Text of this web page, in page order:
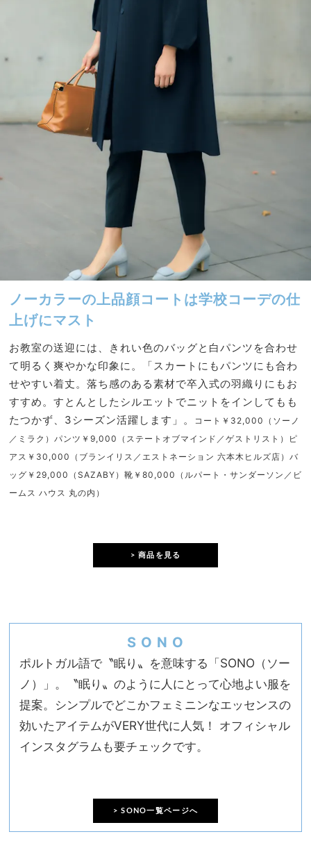
ノーカラーの上品顔コートは学校コーデの仕
上げにマスト
お教室の送迎には、きれい色のバッグと白パンツを合わせ
て明るく爽やかな印象に。「スカートにもパンツにも合わ
せやすい着丈。落ち感のある素材で卒入式の羽織りにもお
すすめ。すとんとしたシルエットでニットをインしてもも
たつかず、3シーズン活躍します」。
コート￥32,000（ソーノ
／ミラク）パンツ￥9,000（ステートオブマインド／ゲストリスト）ピ
アス￥30,000（ブランイリス／エストネーション 六本木ヒルズ店）バ
ッグ￥29,000（SAZABY）靴￥80,000（ルパート・サンダーソン／ビ
ームス ハウス 丸の内）
> 商品を見る
S O N O
ポルトガル語で〝眠り〟を意味する「SONO（ソー
ノ）」。〝眠り〟のように人にとって心地よい服を
提案。シンプルでどこかフェミニンなエッセンスの
効いたアイテムがVERY世代に人気！ オフィシャル
インスタグラムも要チェックです。
> SONO一覧ページへ